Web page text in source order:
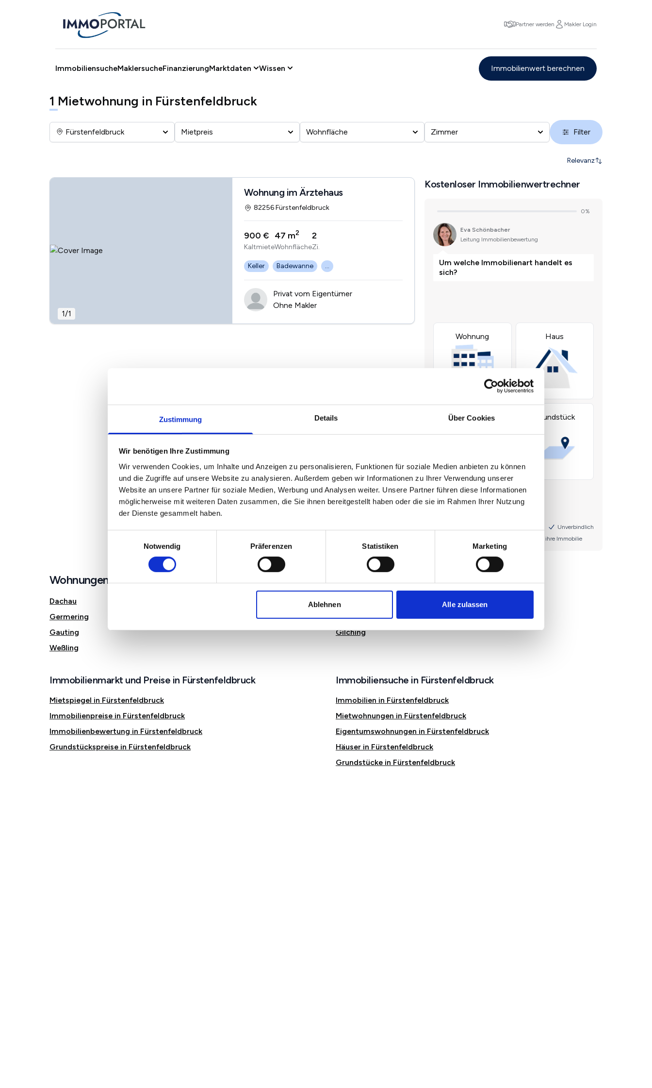
Zustimmung Details Über Cookies
Wir benötigen Ihre Zustimmung
Wir verwenden Cookies, um Inhalte und Anzeigen zu personalisieren, Funktionen für soziale Medien anbieten zu können
und die Zugriffe auf unsere Website zu analysieren. Außerdem geben wir Informationen zu Ihrer Verwendung unserer
Website an unsere Partner für soziale Medien, Werbung und Analysen weiter. Unsere Partner führen diese Informationen
möglicherweise mit weiteren Daten zusammen, die Sie ihnen bereitgestellt haben oder die sie im Rahmen Ihrer Nutzung
der Dienste gesammelt haben.
Notwendig
Präferenzen Statistiken Marketing
Ablehnen Alle zulassen
Partner werden Makler Login
ImmobiliensucheMaklersucheFinanzierungMarktdaten Wissen Immobilienwert berechnen
1 Mietwohnung in Fürstenfeldbruck
Fürstenfeldbruck Mietpreis Wohnfläche Zimmer Filter
Relevanz
1/1
Wohnung im Ärztehaus
82256 Fürstenfeldbruck
900 €
Kaltmiete
47 m2
Wohnfläche
2
Zi.
Keller Badewanne ...
Privat vom Eigentümer
Ohne Makler
Kostenloser Immobilienwertrechner
Wohnungen in der Nähe von Fürstenfeldbruck
Dachau
Karlsfeld
Germering
Puchheim
Gauting
Gilching
Weßling
Immobilienmarkt und Preise in Fürstenfeldbruck
Mietspiegel in Fürstenfeldbruck
Immobilienpreise in Fürstenfeldbruck
Immobilienbewertung in Fürstenfeldbruck
Grundstückspreise in Fürstenfeldbruck
Immobiliensuche in Fürstenfeldbruck
Immobilien in Fürstenfeldbruck
Mietwohnungen in Fürstenfeldbruck
Eigentumswohnungen in Fürstenfeldbruck
Häuser in Fürstenfeldbruck
Grundstücke in Fürstenfeldbruck